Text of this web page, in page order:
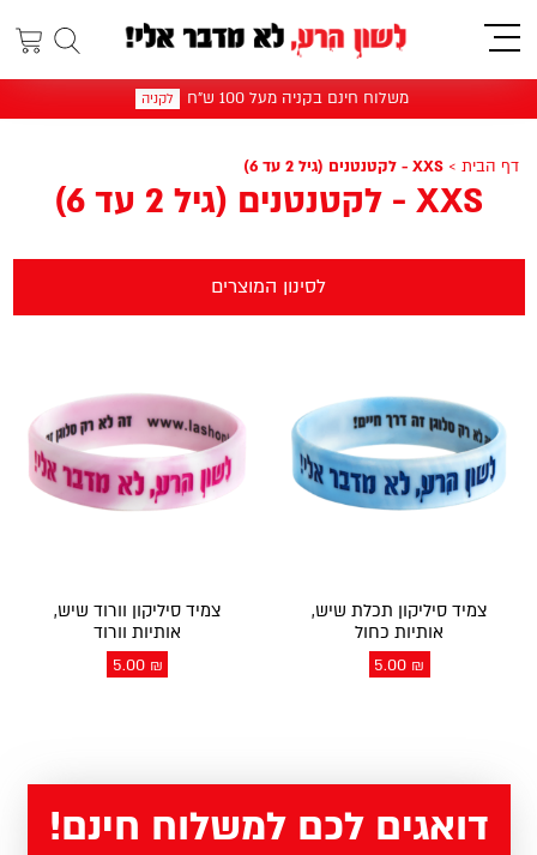
תפריט
משלוח חינם בקניה מעל 100 ש"ח לקניה
דף הבית > XXS - לקטנטנים (גיל 2 עד 6)
XXS - לקטנטנים (גיל 2 עד 6)
לסינון המוצרים
צמיד סיליקון תכלת שיש,
אותיות כחול
5.00 ₪
צמיד סיליקון וורוד שיש,
אותיות וורוד
5.00 ₪
דואגים לכם למשלוח חינם!